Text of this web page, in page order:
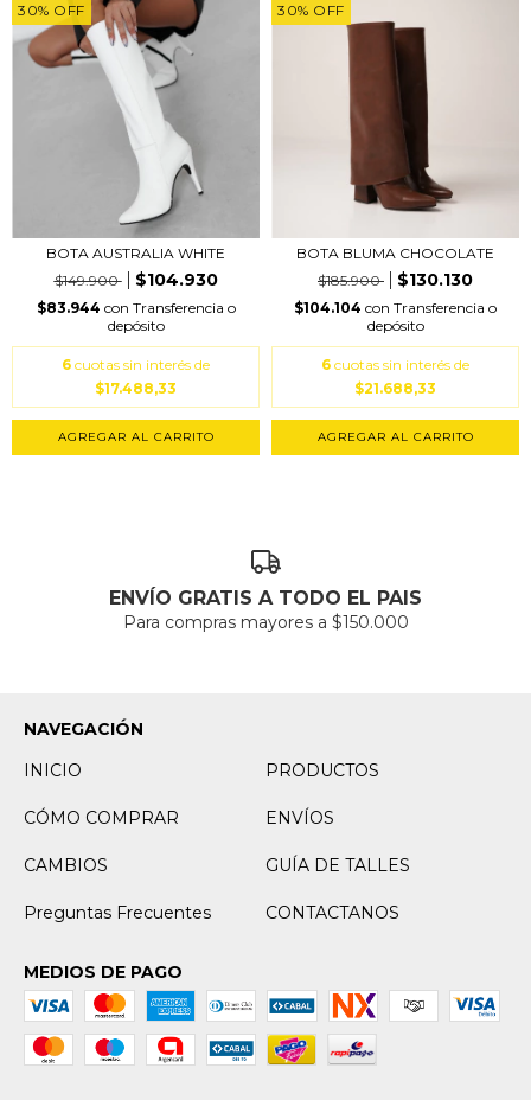
30% OFF
BOTA AUSTRALIA WHITE
$149.900
$104.930
$83.944 con Transferencia o
depósito
6 cuotas sin interés de
$17.488,33
AGREGAR AL CARRITO
30% OFF
BOTA BLUMA CHOCOLATE
$185.900
$130.130
$104.104 con Transferencia o
depósito
6 cuotas sin interés de
$21.688,33
AGREGAR AL CARRITO
ENVÍO GRATIS A TODO EL PAIS
Para compras mayores a $150.000
NAVEGACIÓN
INICIO
PRODUCTOS
CÓMO COMPRAR ENVÍOS
CAMBIOS GUÍA DE TALLES
Preguntas Frecuentes CONTACTANOS
MEDIOS DE PAGO